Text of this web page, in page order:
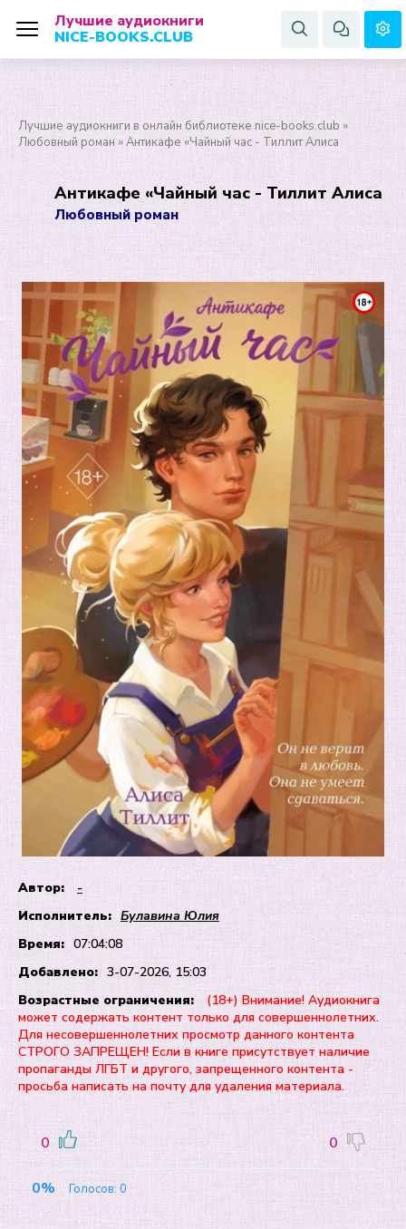
Лучшие аудиокниги
NICE-BOOKS.CLUB
Лучшие аудиокниги в онлайн библиотеке nice-books.club »
Любовный роман » Антикафе «Чайный час - Тиллит Алиса
Антикафе «Чайный час - Тиллит Алиса
Любовный роман
Автор:
-
Исполнитель: Булавина Юлия
Время: 07:04:08
Добавлено: 3-07-2026, 15:03
Возрастные ограничения:
(18+) Внимание! Аудиокнига
может содержать контент только для совершеннолетних.
Для несовершеннолетних просмотр данного контента
СТРОГО ЗАПРЕЩЕН! Если в книге присутствует наличие
пропаганды ЛГБТ и другого, запрещенного контента -
просьба написать на почту для удаления материала.
0 0
0% Голосов: 0